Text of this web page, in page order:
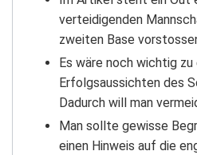
verteidigenden
zweiten Base
Es wäre noch wichtig
Erfolgsaussichten des
Dadurch will man
Man sollte gewisse
einen Hinweis auf die